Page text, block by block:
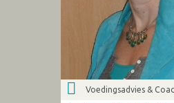
Voedingsadvies &